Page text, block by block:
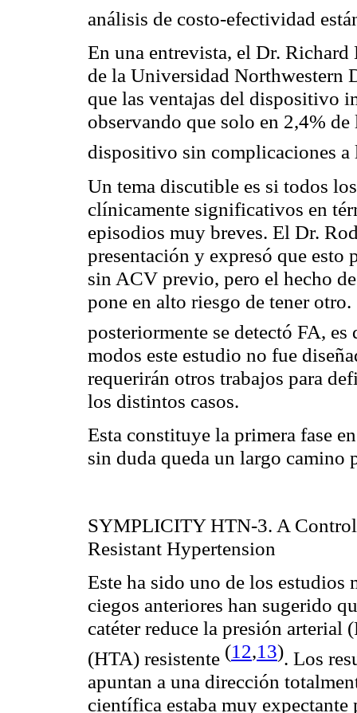
análisis de costo-efectividad
En una entrevista, el Dr.
de la Universidad Northwestern
que las ventajas del dispositivo
observando que solo en 2,4%
dispositivo sin complicaciones
Un tema discutible es si todos
clínicamente significativos en
episodios muy breves. El Dr.
presentación y expresó que esto
sin ACV previo, pero el hecho
pone en alto riesgo de tener
posteriormente se detectó FA,
modos este estudio no fue
requerirán otros trabajos para
los distintos casos.
Esta constituye la primera fase
sin duda queda un largo camino
SYMPLICITY HTN-3. A
Resistant Hypertension
Este ha sido uno de los estudios
ciegos anteriores han sugerido
catéter reduce la presión arterial
(HTA) resistente (12,13). Los
apuntan a una dirección
científica estaba muy